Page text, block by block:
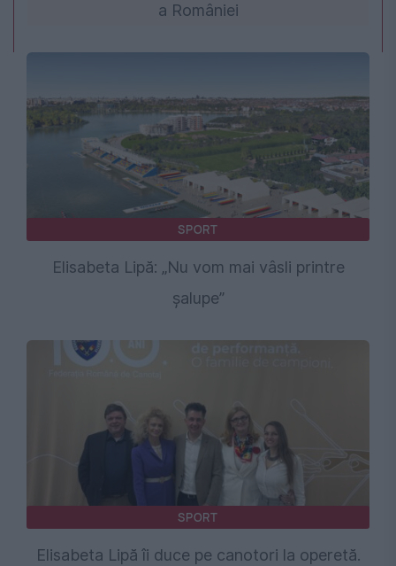
a României
SPORT
Elisabeta Lipă: „Nu vom mai vâsli printre
șalupe”
SPORT
Elisabeta Lipă îi duce pe canotori la operetă.